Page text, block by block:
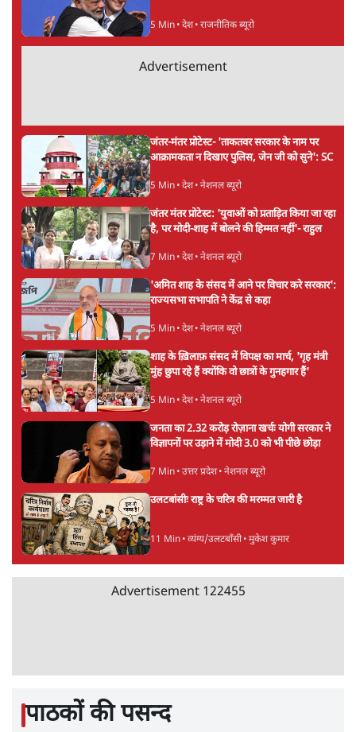
5 Min• देश• राजनीतिक ब्यूरो
Advertisement
जंतर-मंतर प्रोटेस्ट- 'ताकतवर सरकार के नाम पर
आक्रामकता न दिखाए पुलिस, जेन जी को सुने': SC
5 Min• देश• नेशनल ब्यूरो
जंतर मंतर प्रोटेस्ट: 'युवाओं को प्रताड़ित किया जा रहा
है, पर मोदी-शाह में बोलने की हिम्मत नहीं'- राहुल
7 Min• देश• नेशनल ब्यूरो
'अमित शाह के संसद में आने पर विचार करे सरकार':
राज्यसभा सभापति ने केंद्र से कहा
5 Min• देश• नेशनल ब्यूरो
शाह के ख़िलाफ़ संसद में विपक्ष का मार्च, 'गृह मंत्री
मुंह छुपा रहे हैं क्योंकि वो छात्रों के गुनहगार हैं'
5 Min• देश• नेशनल ब्यूरो
जनता का 2.32 करोड़ रोज़ाना खर्चः योगी सरकार ने
विज्ञापनों पर उड़ाने में मोदी 3.0 को भी पीछे छोड़ा
7 Min• उत्तर प्रदेश• नेशनल ब्यूरो
उलटबांसीः राष्ट्र के चरित्र की मरम्मत जारी है
11 Min• व्यंग्य/उलटबाँसी• मुकेश कुमार
Advertisement 122455
पाठकों की पसन्द